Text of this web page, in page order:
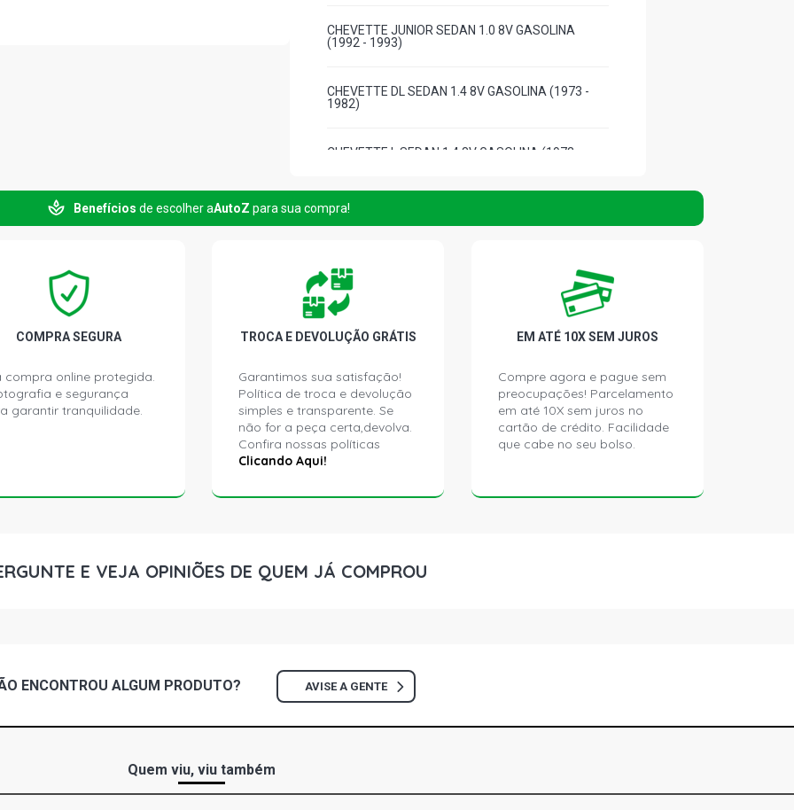
CHEVETTE JUNIOR SEDAN 1.0 8V GASOLINA
(1992 - 1993)
CHEVETTE DL SEDAN 1.4 8V GASOLINA (1973 -
1982)
CHEVETTE L SEDAN 1.4 8V GASOLINA (1973 -
CHEVETTE SL SEDAN 1.4 8V GASOLINA (1973 -
1982)
CHEVETTE DL SEDAN 1.6 8V GASOLINA (1979 -
1987)
CHEVETTE DL S SEDAN 1.6 8V GASOLINA (1985 -
1993)
CHEVETTE L SEDAN 1.6 8V GASOLINA (1979 -
1987)
CHEVETTE SE S SEDAN 1.6 8V GASOLINA (1985 -
CHEVETTE SL S SEDAN 1.6 8V GASOLINA (1985 -
Benefícios de escolher aAutoZ para sua compra!
COMPRA SEGURA
compra online protegida.
e segurança
garantir tranquilidade.
TROCA E DEVOLUÇÃO GRÁTIS
Garantimos sua satisfação!
Política de troca e devolução
simples e transparente. Se
não for a peça certa,devolva.
Confira nossas políticas
Clicando Aqui!
EM ATÉ 10X SEM JUROS
Compre agora e pague sem
preocupações! Parcelamento
em até 10X sem juros no
cartão de crédito. Facilidade
que cabe no seu bolso.
E VEJA OPINIÕES DE QUEM JÁ COMPROU
ENCONTROU ALGUM PRODUTO? AVISE A GENTE
Quem viu, viu também